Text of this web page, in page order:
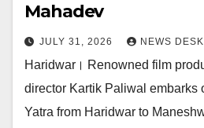
Mahadev
JULY 31, 2026 NEWS DESK
Haridwar। Renowned film
director Kartik Paliwal embarks
Yatra from Haridwar to